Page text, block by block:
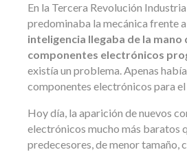
En la Tercera Revolución
predominaba la mecánica frente
inteligencia llegaba de la mano
componentes electrónicos
existía un problema. Apenas
componentes electrónicos para
Hoy día, la aparición de nuevos
electrónicos mucho más baratos
predecesores, de menor tamaño,